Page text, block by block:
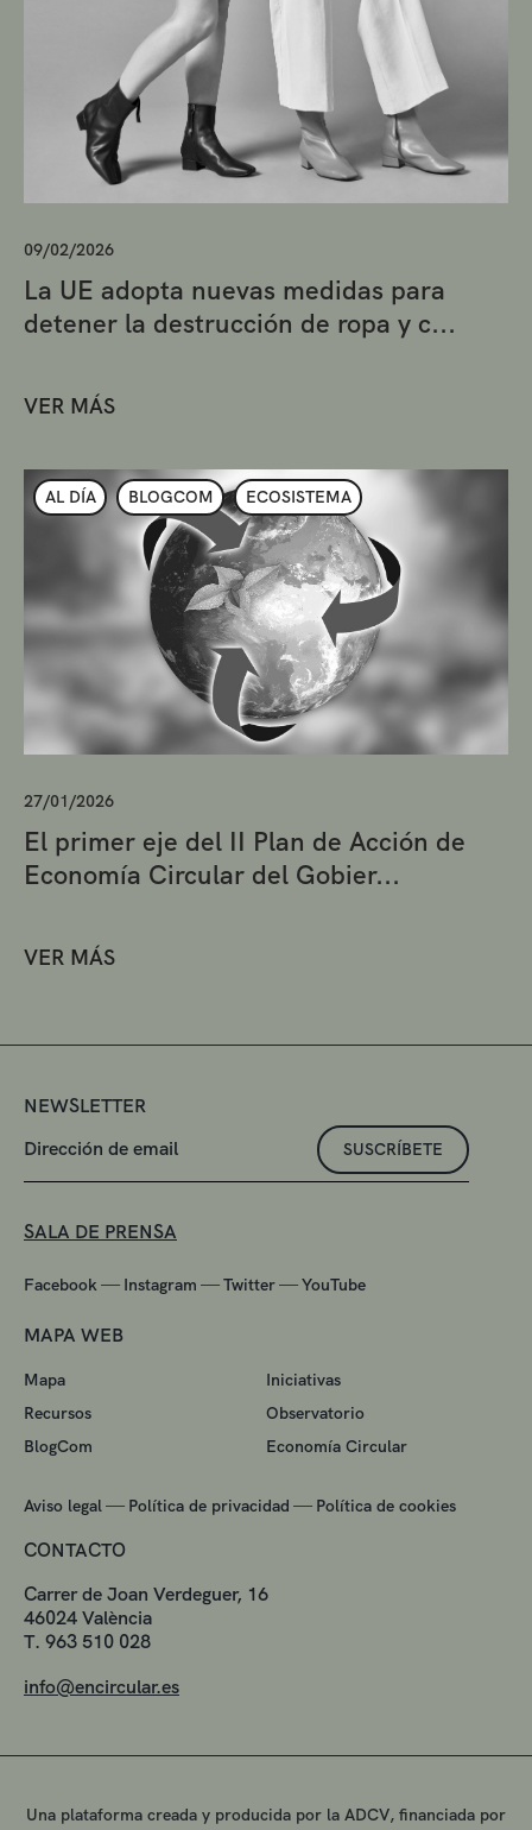
09/02/2026
La UE adopta nuevas medidas para
detener la destrucción de ropa y c...
VER MÁS
AL DÍA BLOGCOM ECOSISTEMA
27/01/2026
El primer eje del II Plan de Acción de
Economía Circular del Gobier...
VER MÁS
NEWSLETTER
SUSCRÍBETE
SALA DE PRENSA
Facebook — Instagram —Twitter—YouTube
MAPA WEB
Mapa
Iniciativas
Recursos
Observatorio
BlogCom
Economía Circular
Aviso legal — Política de privacidad — Política de cookies
CONTACTO
Carrer de Joan Verdeguer, 16
46024 València
T. 963 510 028
info@encircular.es
Una plataforma creada y producida por la ADCV, financiada por